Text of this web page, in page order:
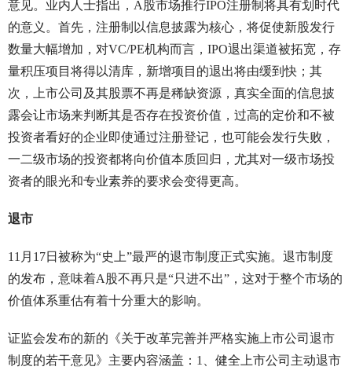
意见。业内人士指出，A股市场推行IPO注册制将具有划时代
的意义。首先，注册制以信息披露为核心，将促使新股发行
数量大幅增加，对VC/PE机构而言，IPO退出渠道被拓宽，存
量积压项目将得以清库，新增项目的退出将由缓到快；其
次，上市公司及其股票不再是稀缺资源，真实全面的信息披
露会让市场来判断其是否存在投资价值，过高的定价和不被
投资者看好的企业即使通过注册登记，也可能会发行失败，
一二级市场的投资都将向价值本质回归，尤其对一级市场投
资者的眼光和专业素养的要求会变得更高。
退市
11月17日被称为“史上”最严的退市制度正式实施。退市制度
的发布，意味着A股不再只是“只进不出”，这对于整个市场的
价值体系重估有着十分重大的影响。
证监会发布的新的《关于改革完善并严格实施上市公司退市
制度的若干意见》主要内容涵盖：1、健全上市公司主动退市